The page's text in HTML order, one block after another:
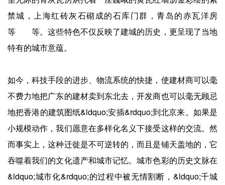
联系我们
禁城，上海红砖灰石砌成的石库门群，青岛的赤瓦洋房
等 等。这些特色不仅反映了建城的历史，更呈现了当地
特有的城市意蕴。
如今，科技手段的进步、物流系统的快捷，使建材商可以毫
不费力地把广东的建材卖到东北去，开发商也可以毫无顾忌
地把香港的建筑图纸&ldquo;安插&rdquo;到北京来。如果是
小规模动作，我们愿意在多样化名义下接受这样的交流。然
而事实上，这种迁徙是不可逆转的，而且是铺天盖地的，它
吞噬着我们的文化遗产和城市记忆。城市色彩的历史文脉在
&ldquo;城市化&rdquo;的过程中被无情割断，&ldquo;千城